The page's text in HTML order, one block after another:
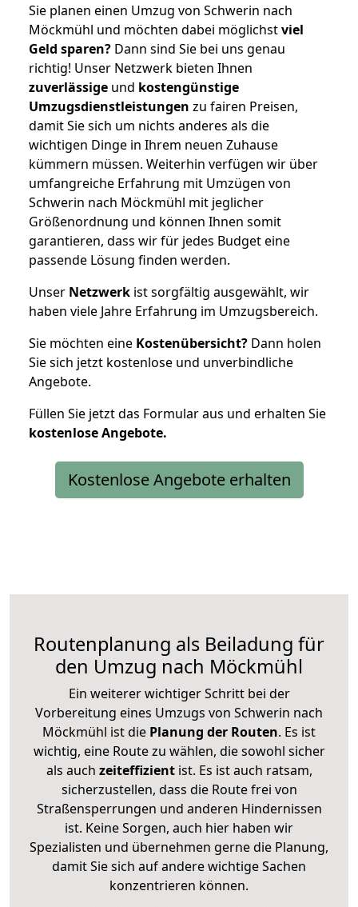
Sie planen einen Umzug von Schwerin nach
Möckmühl und möchten dabei möglichstviel
Geld sparen? Dann sind Sie bei uns genau
richtig! Unser Netzwerk bieten Ihnen
zuverlässige und kostengünstige
Umzugsdienstleistungen zu fairen Preisen,
damit Sie sich um nichts anderes als die
wichtigen Dinge in Ihrem neuen Zuhause
kümmern müssen. Weiterhin verfügen wir über
umfangreiche Erfahrung mit Umzügen von
Schwerin nach Möckmühl mit jeglicher
Größenordnung und können Ihnen somit
garantieren, dass wir für jedes Budget eine
passende Lösung finden werden.
Unser Netzwerk ist sorgfältig ausgewählt, wir
haben viele Jahre Erfahrung im Umzugsbereich.
Sie möchten eine Kostenübersicht? Dann holen
Sie sich jetzt kostenlose und unverbindliche
Angebote.
Füllen Sie jetzt das Formular aus und erhalten Sie
kostenloseAngebote.
Kostenlose Angebote erhalten
Routenplanung als Beiladung für
den Umzug nach Möckmühl
Ein weiterer wichtiger Schritt bei der
Vorbereitung eines Umzugs von Schwerin nach
Möckmühl ist die Planung der Routen. Es ist
wichtig, eine Route zu wählen, die sowohl sicher
als auch zeiteffizientist. Es ist auch ratsam,
sicherzustellen, dass die Route frei von
Straßensperrungen und anderen Hindernissen
ist. Keine Sorgen, auch hier haben wir
Spezialisten und übernehmen gerne die Planung,
damit Sie sich auf andere wichtige Sachen
konzentrieren können.